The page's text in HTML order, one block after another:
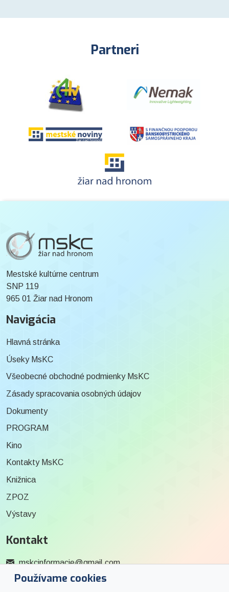
Partneri
Používame cookies
Mestské kultúrne centrum
SNP 119
965 01 Žiar nad Hronom
Navigácia
Hlavná stránka
Úseky MsKC
Všeobecné obchodné podmienky MsKC
Zásady spracovania osobných údajov
Dokumenty
PROGRAM
Kino
Kontakty MsKC
Knižnica
ZPOZ
Výstavy
Kontakt
mskcinformacie@gmail.com
0915 727 244